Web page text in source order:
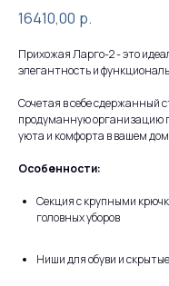
16410,00 р.
Прихожая Ларго-2 - это
элегантность и
Сочетая в себе сдержанный
продуманную организацию
уюта и комфорта в вашем
Особенности:
Секция с крупными
головных уборов
Ниши для обуви и